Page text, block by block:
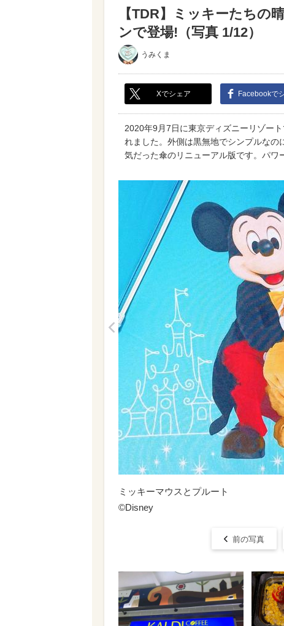
【TDR】ミッキーたちの
ンで登場!（写真 1/12）
うみくま
Xでシェア Facebookで
2020年9月7日に東京ディズニーリゾー
れました。外側は黒無地でシンプルなの
気だった傘のリニューアル版です。パワ
ミッキーマウスとプルート
©Disney
前の写真